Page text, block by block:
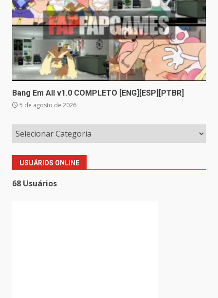
Bang Em All v1.0 COMPLETO [ENG][ESP][PTBR]
5 de agosto de 2026
USUÁRIOS ONLINE
68 Usuários